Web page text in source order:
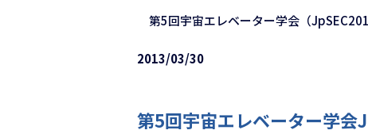
第5回宇宙エレベーター学会（
2013/03/30
第5回宇宙エレベーター学会